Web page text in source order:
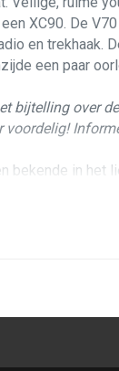
XC90. De
en trekhaak.
een paar
bijtelling over
bekende in
schakelt
er enkele
is in goede